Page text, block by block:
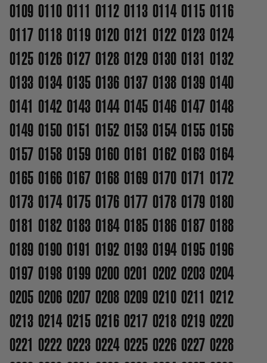
0109 0110 0111 0112 0113 0114 0115 0116
0117 0118 0119 0120 0121 0122 0123 0124
0125 0126 0127 0128 0129 0130 0131 0132
0133 0134 0135 0136 0137 0138 0139 0140
0141 0142 0143 0144 0145 0146 0147 0148
0149 0150 0151 0152 0153 0154 0155 0156
0157 0158 0159 0160 0161 0162 0163 0164
0165 0166 0167 0168 0169 0170 0171 0172
0173 0174 0175 0176 0177 0178 0179 0180
0181 0182 0183 0184 0185 0186 0187 0188
0189 0190 0191 0192 0193 0194 0195 0196
0197 0198 0199 0200 0201 0202 0203 0204
0205 0206 0207 0208 0209 0210 0211 0212
0213 0214 0215 0216 0217 0218 0219 0220
0221 0222 0223 0224 0225 0226 0227 0228